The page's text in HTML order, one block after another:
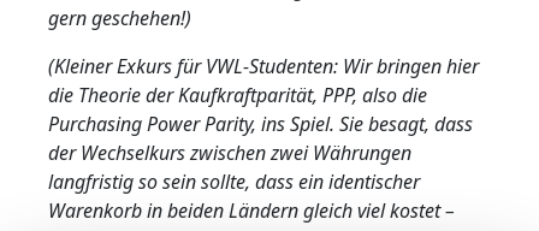
gern geschehen!)
(Kleiner Exkurs für VWL-Studenten: Wir bringen hier
die Theorie der Kaufkraftparität, PPP, also die
Purchasing Power Parity, ins Spiel. Sie besagt, dass
der Wechselkurs zwischen zwei Währungen
langfristig so sein sollte, dass ein identischer
Warenkorb in beiden Ländern gleich viel kostet –